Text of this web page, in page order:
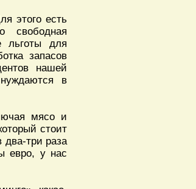
этого есть
свободная
льготы для
запасов
нашей
в
мясо и
стоит
два-три раза
евро, у нас